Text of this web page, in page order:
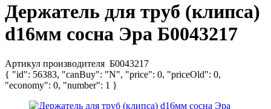
Держатель для труб (клипса)
d16мм сосна Эра Б0043217
Артикул производителя Б0043217
{ "id": 56383, "canBuy": "N", "price": 0, "priceOld": 0,
"economy": 0, "number": 1 }